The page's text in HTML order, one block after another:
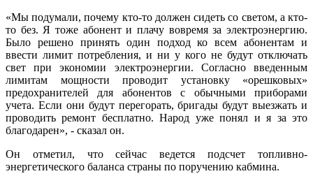
«Мы подумали, почему кто-то должен сидеть со светом, а кто-
то без. Я тоже абонент и плачу вовремя за электроэнергию.
Было решено принять один подход ко всем абонентам и
ввести лимит потребления, и ни у кого не будут отключать
свет при экономии электроэнергии. Согласно введенным
лимитам мощности проводит установку «орешковых»
предохранителей для абонентов с обычными приборами
учета. Если они будут перегорать, бригады будут выезжать и
проводить ремонт бесплатно. Народ уже понял и я за это
благодарен», - сказал он.
Он отметил, что сейчас ведется подсчет топливно-
энергетического баланса страны по поручению кабмина.